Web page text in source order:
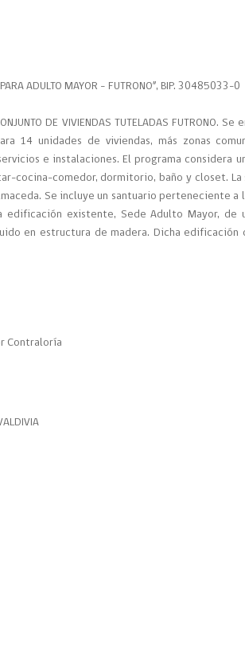
ADULTO MAYOR – FUTRONO”, BIP. 30485033-0
DE VIVIENDAS TUTELADAS FUTRONO.
14 unidades de viviendas, más zonas
e instalaciones. El programa considera
cocina-comedor, dormitorio, baño y closet.
Se incluye un santuario perteneciente a
existente, Sede Adulto Mayor, de
en estructura de madera. Dicha edificación
Contraloría